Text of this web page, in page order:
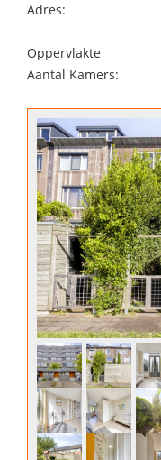
Adres:
Oppervlakte
Aantal Kamers: